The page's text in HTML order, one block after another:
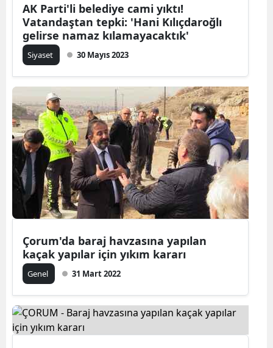
Uşak
Van
Yozgat
Zonguldak
Aksaray
Bayburt
Batman
AK Parti'li belediye cami yıktı!
Vatandaştan tepki: 'Hani Kılıçdaroğlı
gelirse namaz kılamayacaktık'
Siyaset 30 Mayıs 2023
Çorum'da baraj havzasına yapılan
kaçak yapılar için yıkım kararı
Genel 31 Mart 2022